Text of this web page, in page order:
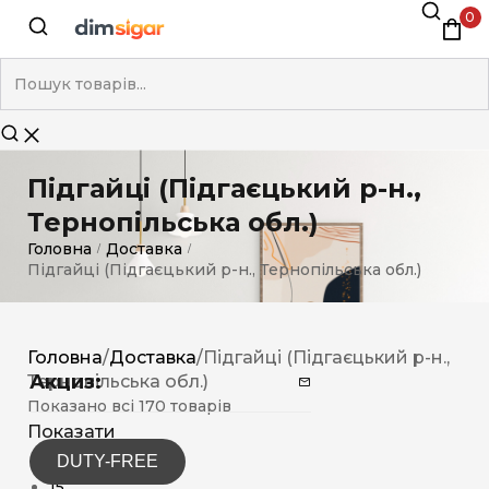
0
Підгайці (Підгаєцький р-н.,
Тернопільська обл.)
Головна / Доставка /
Підгайці (Підгаєцький р-н., Тернопільська обл.)
Акциз:
DUTY-FREE
Головна/Доставка/Підгайці (Підгаєцький р-н.,
Тернопільська обл.)
Показано всі 170 товарів
Показати
12